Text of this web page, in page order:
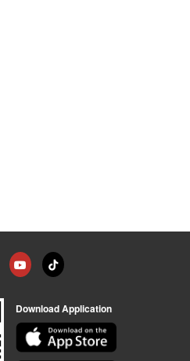
Download Application